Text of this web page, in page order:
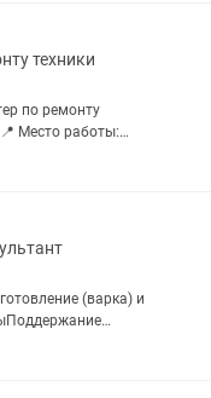
и...
техники
по ремонту
ул. Казыбаева
(варка) и
местеВедение